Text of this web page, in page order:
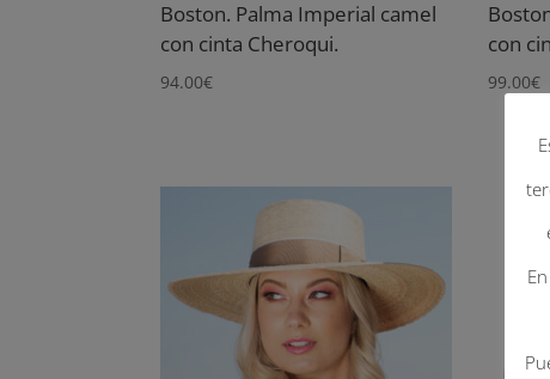
Boston. Palma Imperial camel
con cinta Cheroqui.
94.00€
con
99.00€